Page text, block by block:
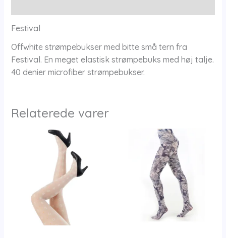
Festival
Offwhite strømpebukser med bitte små tern fra
Festival. En meget elastisk strømpebuks med høj talje.
40 denier microfiber strømpebukser.
Relaterede varer